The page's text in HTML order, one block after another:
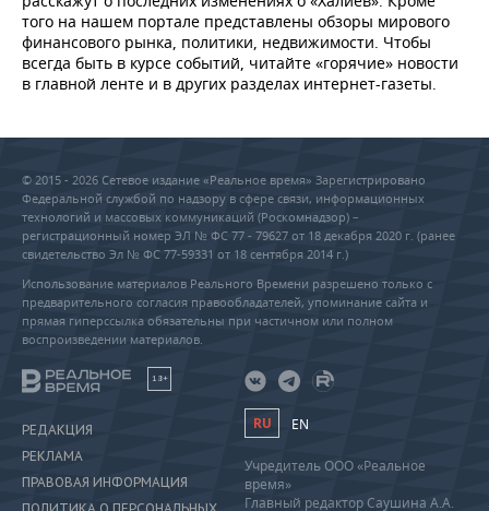
того на нашем портале представлены обзоры мирового
финансового рынка, политики, недвижимости. Чтобы
всегда быть в курсе событий, читайте «горячие» новости
в главной ленте и в других разделах интернет-газеты.
© 2015 - 2026 Сетевое издание «Реальное время» Зарегистрировано
Федеральной службой по надзору в сфере связи, информационных
технологий и массовых коммуникаций (Роскомнадзор) –
регистрационный номер ЭЛ № ФС 77 - 79627 от 18 декабря 2020 г. (ранее
свидетельство Эл № ФС 77-59331 от 18 сентября 2014 г.)
Использование материалов Реального Времени разрешено только с
предварительного согласия правообладателей, упоминание сайта и
прямая гиперссылка обязательны при частичном или полном
воспроизведении материалов.
18+
РЕДАКЦИЯ
РЕКЛАМА
ПРАВОВАЯ ИНФОРМАЦИЯ
RU EN
Учредитель ООО «Реальное
время»
Главный редактор Саушина А.А.